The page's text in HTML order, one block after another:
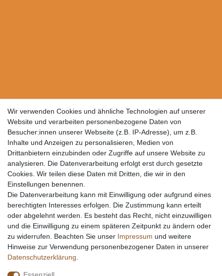
Wir verwenden Cookies und ähnliche Technologien auf unserer
Website und verarbeiten personenbezogene Daten von
Besucher:innen unserer Webseite (z.B. IP-Adresse), um z.B.
Inhalte und Anzeigen zu personalisieren, Medien von
Drittanbietern einzubinden oder Zugriffe auf unsere Website zu
analysieren. Die Datenverarbeitung erfolgt erst durch gesetzte
Cookies. Wir teilen diese Daten mit Dritten, die wir in den
Einstellungen benennen.
Die Datenverarbeitung kann mit Einwilligung oder aufgrund eines
berechtigten Interesses erfolgen. Die Zustimmung kann erteilt
oder abgelehnt werden. Es besteht das Recht, nicht einzuwilligen
und die Einwilligung zu einem späteren Zeitpunkt zu ändern oder
zu widerrufen. Beachten Sie unser Impressum und weitere
Hinweise zur Verwendung personenbezogener Daten in unserer
Daten­schutz­erklärung